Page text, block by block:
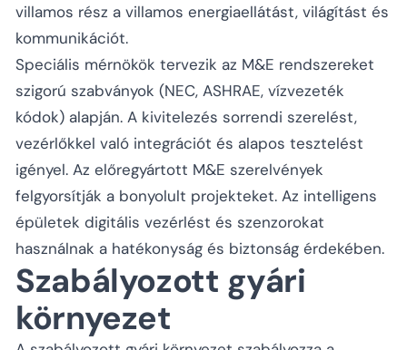
villamos rész a villamos energiaellátást, világítást és
kommunikációt.
Speciális mérnökök tervezik az M&E rendszereket
szigorú szabványok (NEC, ASHRAE, vízvezeték
kódok) alapján. A kivitelezés sorrendi szerelést,
vezérlőkkel való integrációt és alapos tesztelést
igényel. Az előregyártott M&E szerelvények
felgyorsítják a bonyolult projekteket. Az intelligens
épületek digitális vezérlést és szenzorokat
használnak a hatékonyság és biztonság érdekében.
Szabályozott gyári
környezet